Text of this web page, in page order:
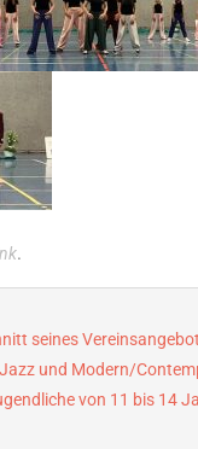
.
seines
und Modern/
von 11 bis 14